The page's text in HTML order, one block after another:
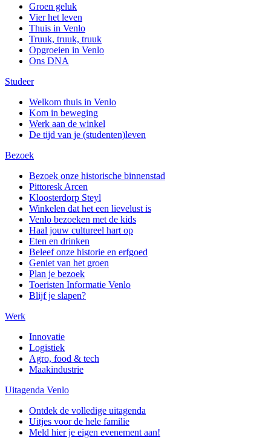
Groen geluk
Vier het leven
Thuis in Venlo
Truuk, truuk, truuk
Opgroeien in Venlo
Ons DNA
Studeer
Welkom thuis in Venlo
Kom in beweging
Werk aan de winkel
De tijd van je (studenten)leven
Bezoek
Bezoek onze historische binnenstad
Pittoresk Arcen
Kloosterdorp Steyl
Winkelen dat het een lievelust is
Venlo bezoeken met de kids
Haal jouw cultureel hart op
Eten en drinken
Beleef onze historie en erfgoed
Geniet van het groen
Plan je bezoek
Toeristen Informatie Venlo
Blijf je slapen?
Werk
Innovatie
Logistiek
Agro, food & tech
Maakindustrie
Uitagenda Venlo
Ontdek de volledige uitagenda
Uitjes voor de hele familie
Meld hier je eigen evenement aan!